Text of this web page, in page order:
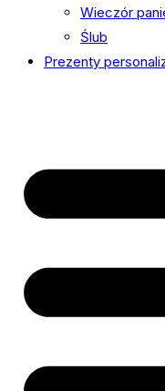
Wieczór
Ślub
Prezenty